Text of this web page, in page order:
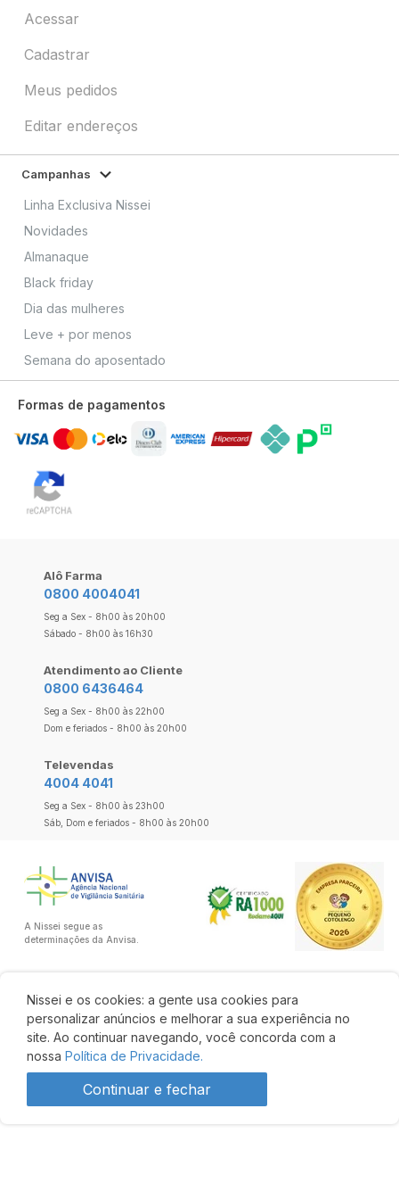
R$ 12,51
Nissei e os cookies: a gente usa cookies para
personalizar anúncios e melhorar a sua experiência no
site. Ao continuar navegando, você concorda com a
nossa Política de Privacidade.
Continuar e fechar
Acessar
Cadastrar
Meus pedidos
Editar endereços
Campanhas
Linha Exclusiva Nissei
Novidades
Almanaque
Black friday
Dia das mulheres
Leve + por menos
Semana do aposentado
Formas de pagamentos
Alô Farma
0800 4004041
Seg a Sex - 8h00 às 20h00
Sábado - 8h00 às 16h30
Atendimento ao Cliente
0800 6436464
Seg a Sex - 8h00 às 22h00
Dom e feriados - 8h00 às 20h00
Televendas
4004 4041
Seg a Sex - 8h00 às 23h00
Sáb, Dom e feriados - 8h00 às 20h00
A Nissei segue as
determinações da Anvisa.